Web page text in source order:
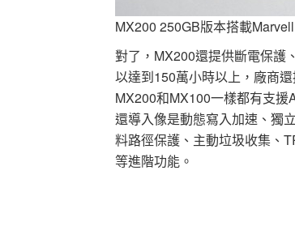
MX200 250GB版本搭載
對了，MX200還提供斷電保護
以達到150萬小時以上，廠商
MX200和MX100一樣都有支
還導入像是動態寫入加速、獨
料路徑保護、主動垃圾收集、
等進階功能。